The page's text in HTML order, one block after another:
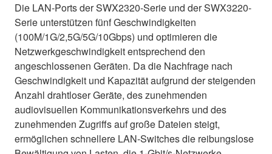
Die LAN-Ports der SWX2320-Serie und der SWX3220-
Serie unterstützen fünf Geschwindigkeiten
(100M/1G/2,5G/5G/10Gbps) und optimieren die
Netzwerkgeschwindigkeit entsprechend den
angeschlossenen Geräten. Da die Nachfrage nach
Geschwindigkeit und Kapazität aufgrund der steigenden
Anzahl drahtloser Geräte, des zunehmenden
audiovisuellen Kommunikationsverkehrs und des
zunehmenden Zugriffs auf große Dateien steigt,
ermöglichen schnellere LAN-Switches die reibungslose